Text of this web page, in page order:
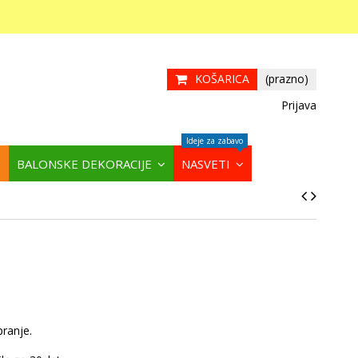
KOŠARICA
(prazno)
Prijava
BALONSKE DEKORACIJE NASVETI
Ideje za zabavo